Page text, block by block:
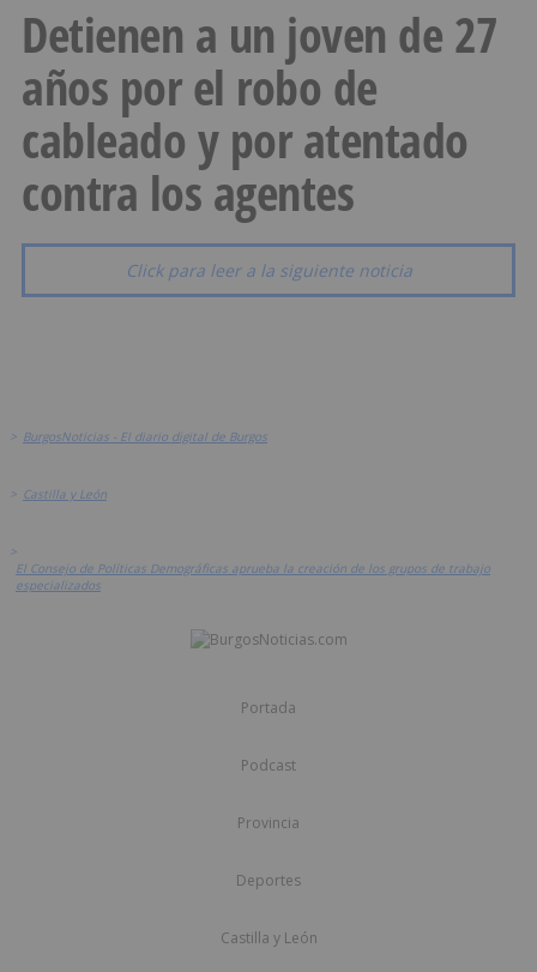
Detienen a un joven de 27
años por el robo de
cableado y por atentado
contra los agentes
Click para leer a la siguiente noticia
> BurgosNoticias - El diario digital de Burgos
> Castilla y León
>
El Consejo de Políticas Demográficas aprueba la creación de los grupos de trabajo
especializados
Portada
Podcast
Provincia
Deportes
Castilla y León